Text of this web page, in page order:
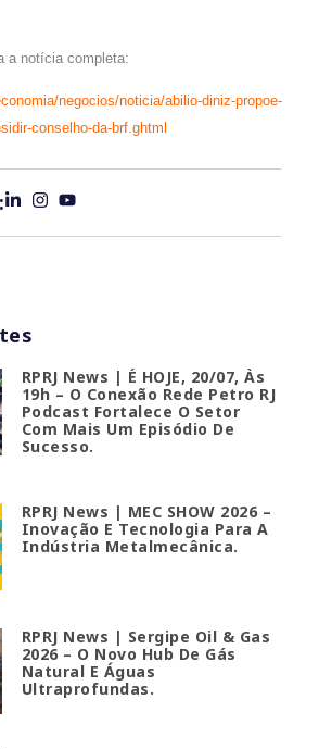
a notícia completa:
negocios/noticia/abilio-diniz-propoe-
conselho-da-brf.ghtml
RPRJ News | É HOJE, 20/07, Às
19h – O Conexão Rede Petro RJ
Podcast Fortalece O Setor
Com Mais Um Episódio De
Sucesso.
RPRJ News | MEC SHOW 2026 –
Inovação E Tecnologia Para A
Indústria Metalmecânica.
RPRJ News | Sergipe Oil & Gas
2026 – O Novo Hub De Gás
Natural E Águas
Ultraprofundas.